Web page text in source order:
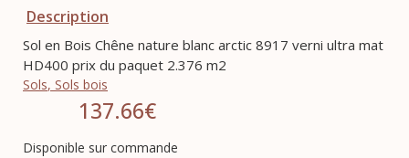
Description
Sol en Bois Chêne nature blanc arctic 8917 verni ultra mat
HD400 prix du paquet 2.376 m2
Sols, Sols bois
137.66€
Disponible sur commande